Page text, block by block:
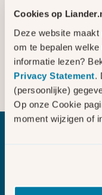
Cookies op
Deze website
om te bepalen
informatie lezen?
Privacy Statement.
(persoonlijke)
Op onze Cookie
moment wijzigen of
Blijf op de
onze sms-
Bekijk de
Is uw bedrijf
elektriciteit of
van uw